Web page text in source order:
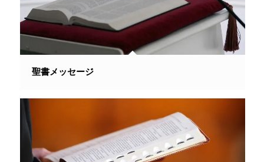
聖書メッセージ